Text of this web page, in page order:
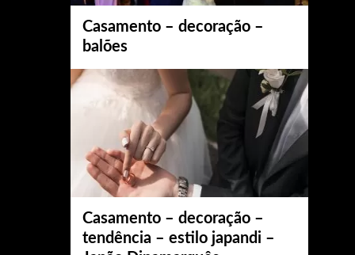
Casamento – decoração –
balões
Casamento – decoração –
tendência – estilo japandi –